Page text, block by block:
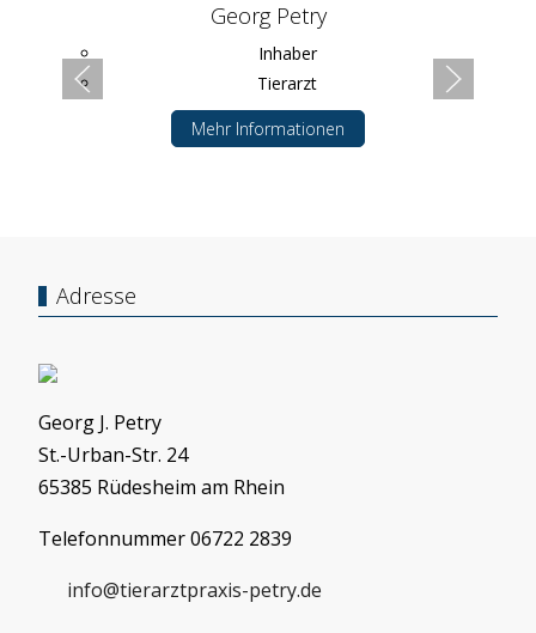
Georg Petry
Inhaber
Tierarzt
Mehr Informationen
Adresse
Georg J. Petry
St.-Urban-Str. 24
65385 Rüdesheim am Rhein
Telefonnummer 06722 2839
info@tierarztpraxis-petry.de